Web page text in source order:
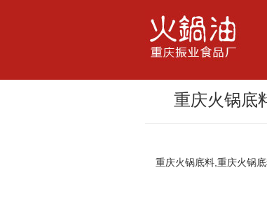
重庆火锅底
重庆火锅底料,重庆火锅